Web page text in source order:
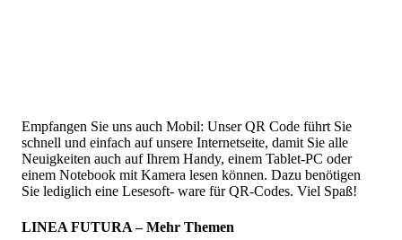
Empfangen Sie uns auch Mobil: Unser QR Code führt Sie
schnell und einfach auf unsere Internetseite, damit Sie alle
Neuigkeiten auch auf Ihrem Handy, einem Tablet-PC oder
einem Notebook mit Kamera lesen können. Dazu benötigen
Sie lediglich eine Lesesoft- ware für QR-Codes. Viel Spaß!
LINEA FUTURA – Mehr Themen